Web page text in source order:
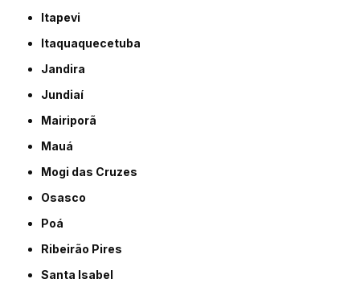
Itapevi
Itaquaquecetuba
Jandira
Jundiaí
Mairiporã
Mauá
Mogi das Cruzes
Osasco
Poá
Ribeirão Pires
Santa Isabel